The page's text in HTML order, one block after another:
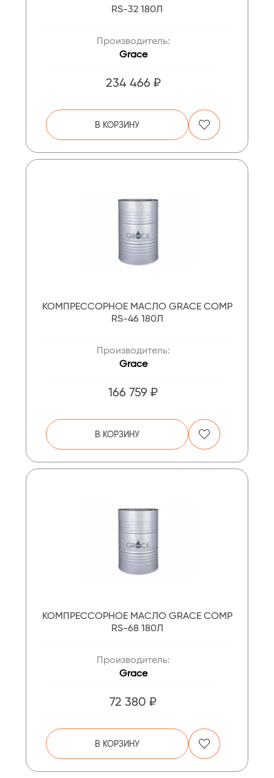
RS-32 180Л
Производитель:
Grace
234 466 ₽
В КОРЗИНУ
КОМПРЕССОРНОЕ МАСЛО GRACE COMP
RS-46 180Л
Производитель:
Grace
166 759 ₽
В КОРЗИНУ
КОМПРЕССОРНОЕ МАСЛО GRACE COMP
RS-68 180Л
Производитель:
Grace
72 380 ₽
В КОРЗИНУ